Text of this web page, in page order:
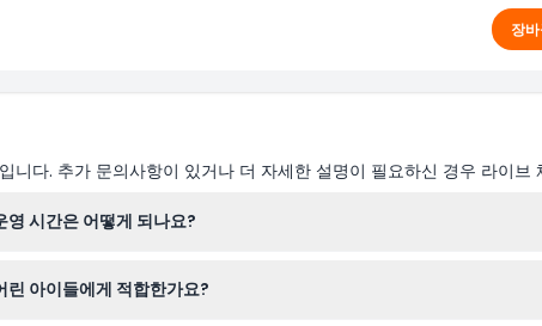
장
니다. 추가 문의사항이 있거나 더 자세한 설명이 필요하신 경우 라이
영 시간은 어떻게 되나요?
에서 온라인 예약 시 확인할 수 있습니다(변동 가능성 있음 — 예약 시
린 아이들에게 적합한가요?